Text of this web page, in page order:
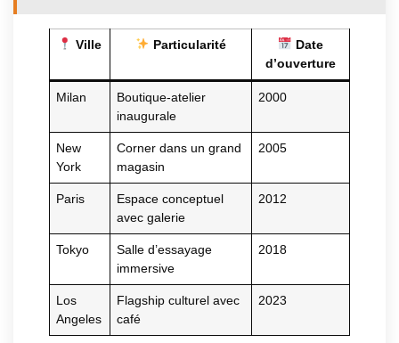
Ville Particularité
Date
d’ouverture
Milan
Boutique-atelier
inaugurale
2000
New
York
Corner dans un grand
magasin
2005
Paris
Espace conceptuel
avec galerie
2012
Tokyo
Salle d’essayage
immersive
2018
Los
Angeles
Flagship culturel avec
café
2023